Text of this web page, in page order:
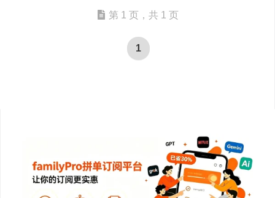
第 1 页，共 1 页
1